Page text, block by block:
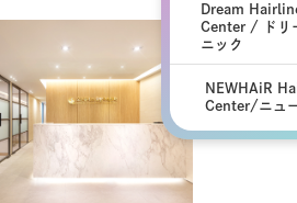
Dream
Center / ドリ
ニック
NEWHAiR
Center/ニュ
MO&BLESSクリ